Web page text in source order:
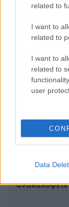
related to
I want to
related to
I want to
related to
user
Data
Το καλά
των Αγίων
ανακαλύψετε